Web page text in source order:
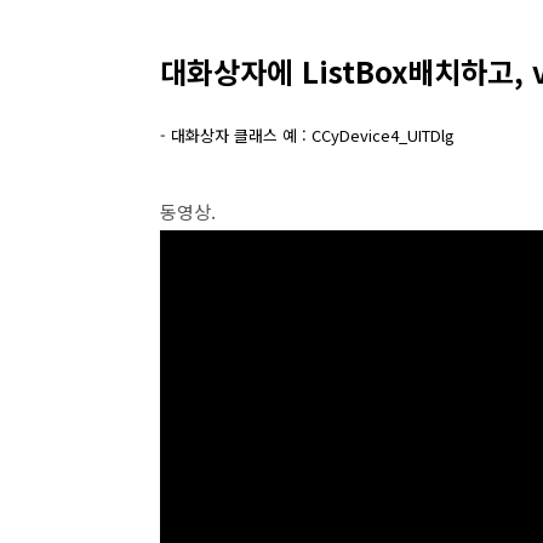
대화상자에 ListBox배치하고
- 대화상자 클래스 예 : CCyDevice4_UITDlg
동영상.